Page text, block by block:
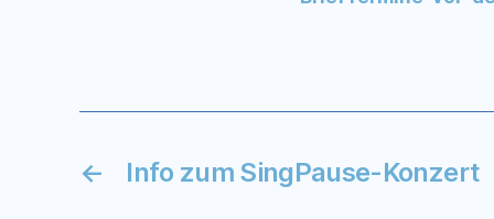
← Info zum SingPause-Konzert